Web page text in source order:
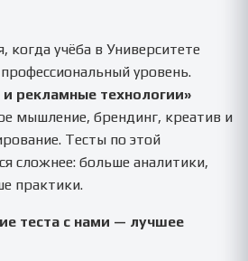
когда учёба в Университете
уровень.
рекламные технологии»
мышление, брендинг, креатив и
Тесты по этой
сложнее: больше аналитики,
практики.
теста с нами — лучшее